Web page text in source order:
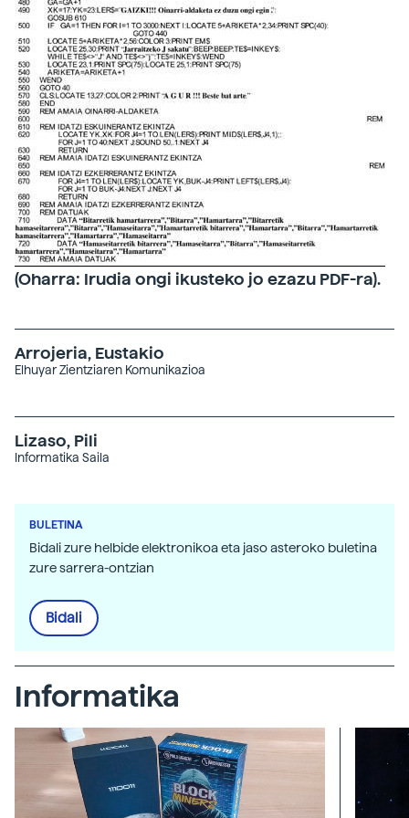
(Oharra: Irudia ongi ikusteko jo ezazu PDF-ra).
Arrojeria, Eustakio
Elhuyar Zientziaren Komunikazioa
Lizaso, Pili
Informatika Saila
BULETINA
Bidali zure helbide elektronikoa eta jaso asteroko buletina
zure sarrera-ontzian
Bidali
Informatika